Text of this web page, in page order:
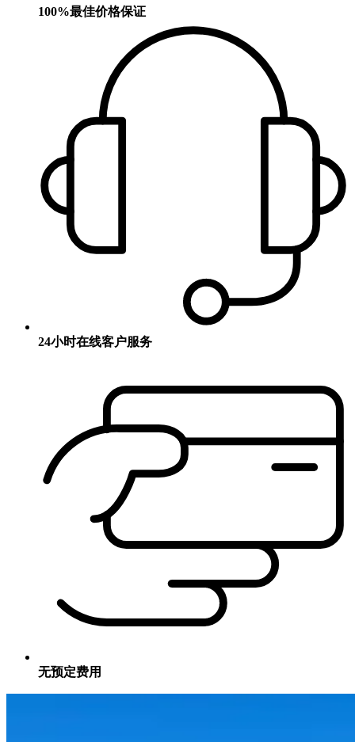
100%最佳价格保证
24小时在线客户服务
无预定费用